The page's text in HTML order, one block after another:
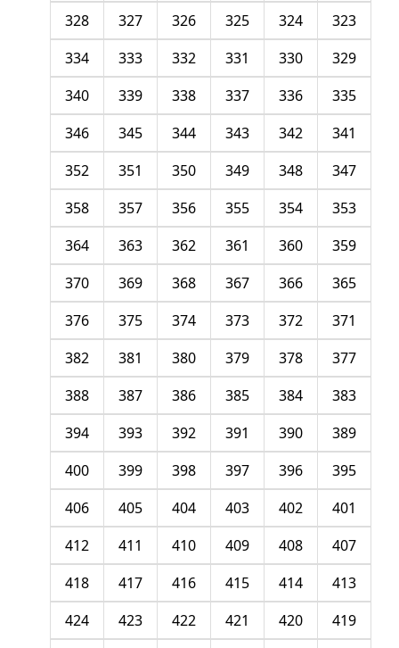
323
324
325
326
327
328
329
330
331
332
333
334
335
336
337
338
339
340
341
342
343
344
345
346
347
348
349
350
351
352
353
354
355
356
357
358
359
360
361
362
363
364
365
366
367
368
369
370
371
372
373
374
375
376
377
378
379
380
381
382
383
384
385
386
387
388
389
390
391
392
393
394
395
396
397
398
399
400
401
402
403
404
405
406
407
408
409
410
411
412
413
414
415
416
417
418
419
420
421
422
423
424